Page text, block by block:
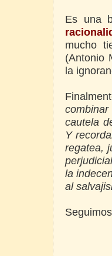
Es una
mucho
(Antonio
la
cautela
Y
regatea,
la
al